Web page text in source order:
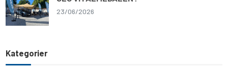
23/06/2026
Kategorier